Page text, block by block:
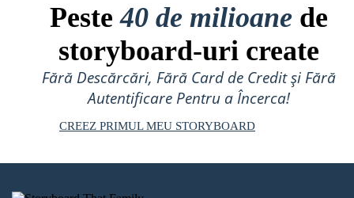
Peste40 de milioane de
storyboard-uri create
Fără Descărcări, Fără Card de Credit și Fără
Autentificare Pentru a Încerca!
CREEZ PRIMUL MEU STORYBOARD